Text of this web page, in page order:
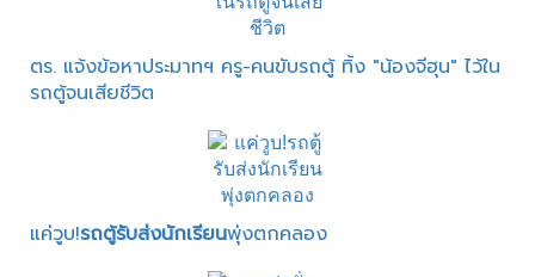
ตร. แจ้งข้อหาประมาทฯ ครู-คนขับรถตู้ ทิ้ง "น้องจีฮุน" ไว้ใน
รถตู้จนเสียชีวิต
แค่วูบ!รถตู้รับส่งนักเรียนพุ่งตกคลอง